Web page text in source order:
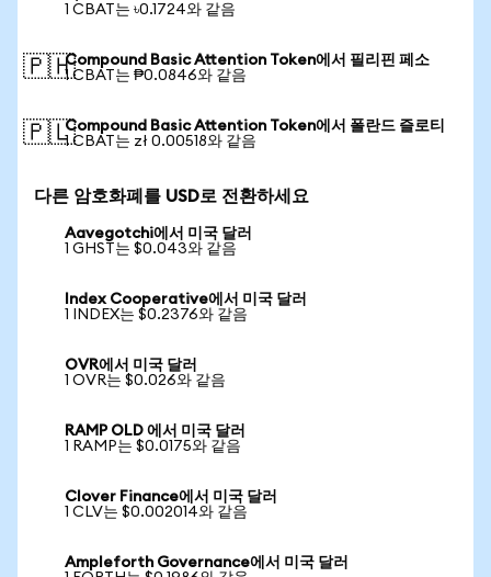
1 CBAT는 ৳0.1724와 같음
🇵🇭Compound Basic Attention Token에서 필리핀 페소
1 CBAT는 ₱0.0846와 같음
🇵🇱Compound Basic Attention Token에서 폴란드 즐로티
1 CBAT는 zł 0.00518와 같음
다른 암호화폐를 USD로 전환하세요
Aavegotchi에서 미국 달러
1 GHST는 $0.043와 같음
Index Cooperative에서 미국 달러
1 INDEX는 $0.2376와 같음
OVR에서 미국 달러
1 OVR는 $0.026와 같음
RAMP OLD 에서 미국 달러
1 RAMP는 $0.0175와 같음
Clover Finance에서 미국 달러
1 CLV는 $0.002014와 같음
Ampleforth Governance에서 미국 달러